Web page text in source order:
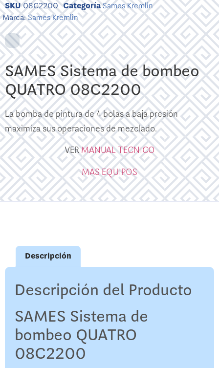
SKU08C2200 CategoríaSames Kremlin
Marca:Sames Kremlin
SAMES Sistema de bombeo
QUATRO 08C2200
La bomba de pintura de 4 bolas a baja presión
maximiza sus operaciones de mezclado.
VERMANUAL TECNICO
MAS EQUIPOS
Descripción
Descripción del Producto
SAMES Sistema de
bombeo QUATRO
08C2200